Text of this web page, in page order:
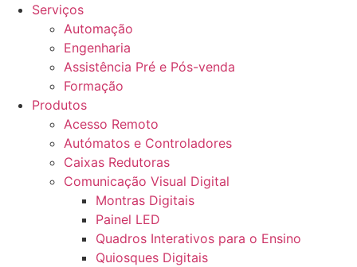
Serviços
Automação
Engenharia
Assistência Pré e Pós-venda
Formação
Produtos
Acesso Remoto
Autómatos e Controladores
Caixas Redutoras
Comunicação Visual Digital
Montras Digitais
Painel LED
Quadros Interativos para o Ensino
Quiosques Digitais